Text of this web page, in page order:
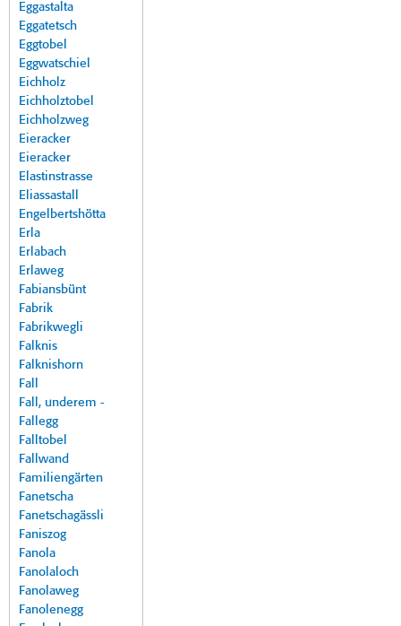
Eggastalta
Eggatetsch
Eggtobel
Eggwatschiel
Eichholz
Eichholztobel
Eichholzweg
Eieracker
Eieracker
Elastinstrasse
Eliassastall
Engelbertshötta
Erla
Erlabach
Erlaweg
Fabiansbünt
Fabrik
Fabrikwegli
Falknis
Falknishorn
Fall
Fall, underem -
Fallegg
Falltobel
Fallwand
Familiengärten
Fanetscha
Fanetschagässli
Faniszog
Fanola
Fanolaloch
Fanolaweg
Fanolenegg